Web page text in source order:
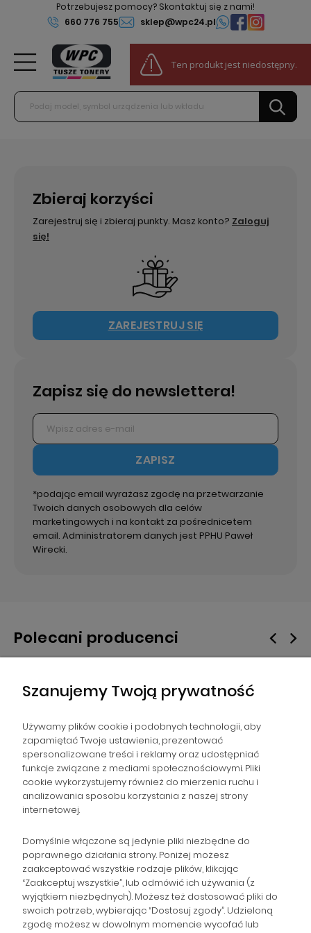
Potrzebujesz pomocy? Skontaktuj się z nami!
660 776 755
sklep@wpc24.pl
0
Do darmowej dostawy:
Ten produkt jest niedostępny.
Zbieraj korzyści
Zarejestruj się i zbieraj punkty. Masz konto? Zaloguj
się!
ZAREJESTRUJ SIĘ
Zapisz się do newslettera!
ZAPISZ
*podając email wyrażasz zgodę na przetwarzanie
Twoich danych osobowych dla celów
marketingowych i na kontakt za pośrednicetem
email. Administratorem danych jest PPHU Paweł
Wirecki.
Polecani producenci
NAWIGACJA
POMOC
ZAMÓWIENIA
POPULARNE KATEGORIE
Szanujemy Twoją prywatność
Używamy plików cookie i podobnych technologii, aby
zapamiętać Twoje ustawienia, prezentować
spersonalizowane treści i reklamy oraz udostępniać
funkcje związane z mediami społecznościowymi. Pliki
cookie wykorzystujemy również do mierzenia ruchu i
analizowania sposobu korzystania z naszej strony
internetowej.
Domyślnie włączone są jedynie pliki niezbędne do
poprawnego działania strony. Poniżej możesz
zaakceptować wszystkie rodzaje plików, klikając
“Zaakceptuj wszystkie”, lub odmówić ich używania (z
wyjątkiem niezbędnych). Możesz też dostosować pliki do
swoich potrzeb, wybierając “Dostosuj zgody”. Udzieloną
zgodę możesz w dowolnym momencie wycofać lub